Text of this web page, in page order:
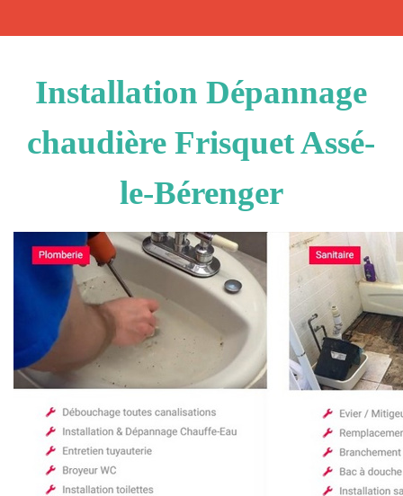
Installation Dépannage
chaudière Frisquet Assé-
le-Bérenger